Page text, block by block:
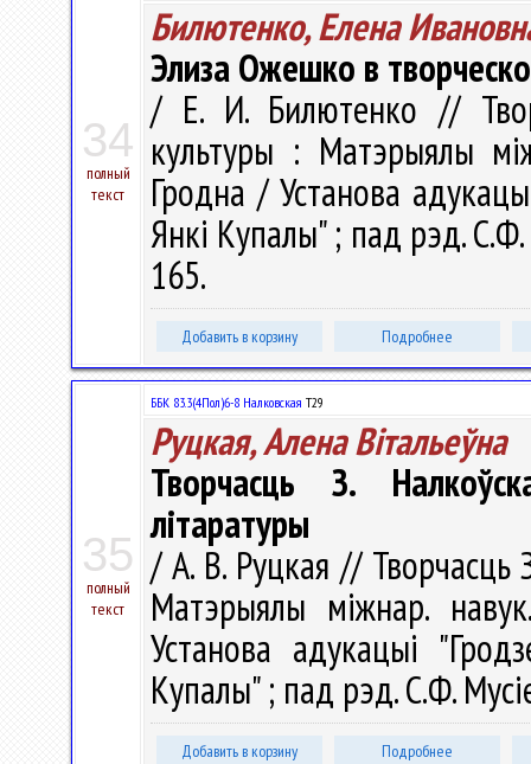
34
полный
текст
Билютенко, Елена
Элиза Ожешко в
/ Е. И. Билютенко //
культуры : Матэрыялы
Гродна / Установа
Янкі Купалы" ; пад рэд.
165.
Добавить в корзину Подробнее
35
полный
текст
ББК 83.3(4Пол)6-8 Налковская Т29
Руцкая, Алена Вiтальеўна
Творчасць З.
літаратуры
/ А. В. Руцкая // Творчасць
Матэрыялы міжнар.
Установа адукацыі
Купалы" ; пад рэд. С.Ф.
Добавить в корзину Подробнее